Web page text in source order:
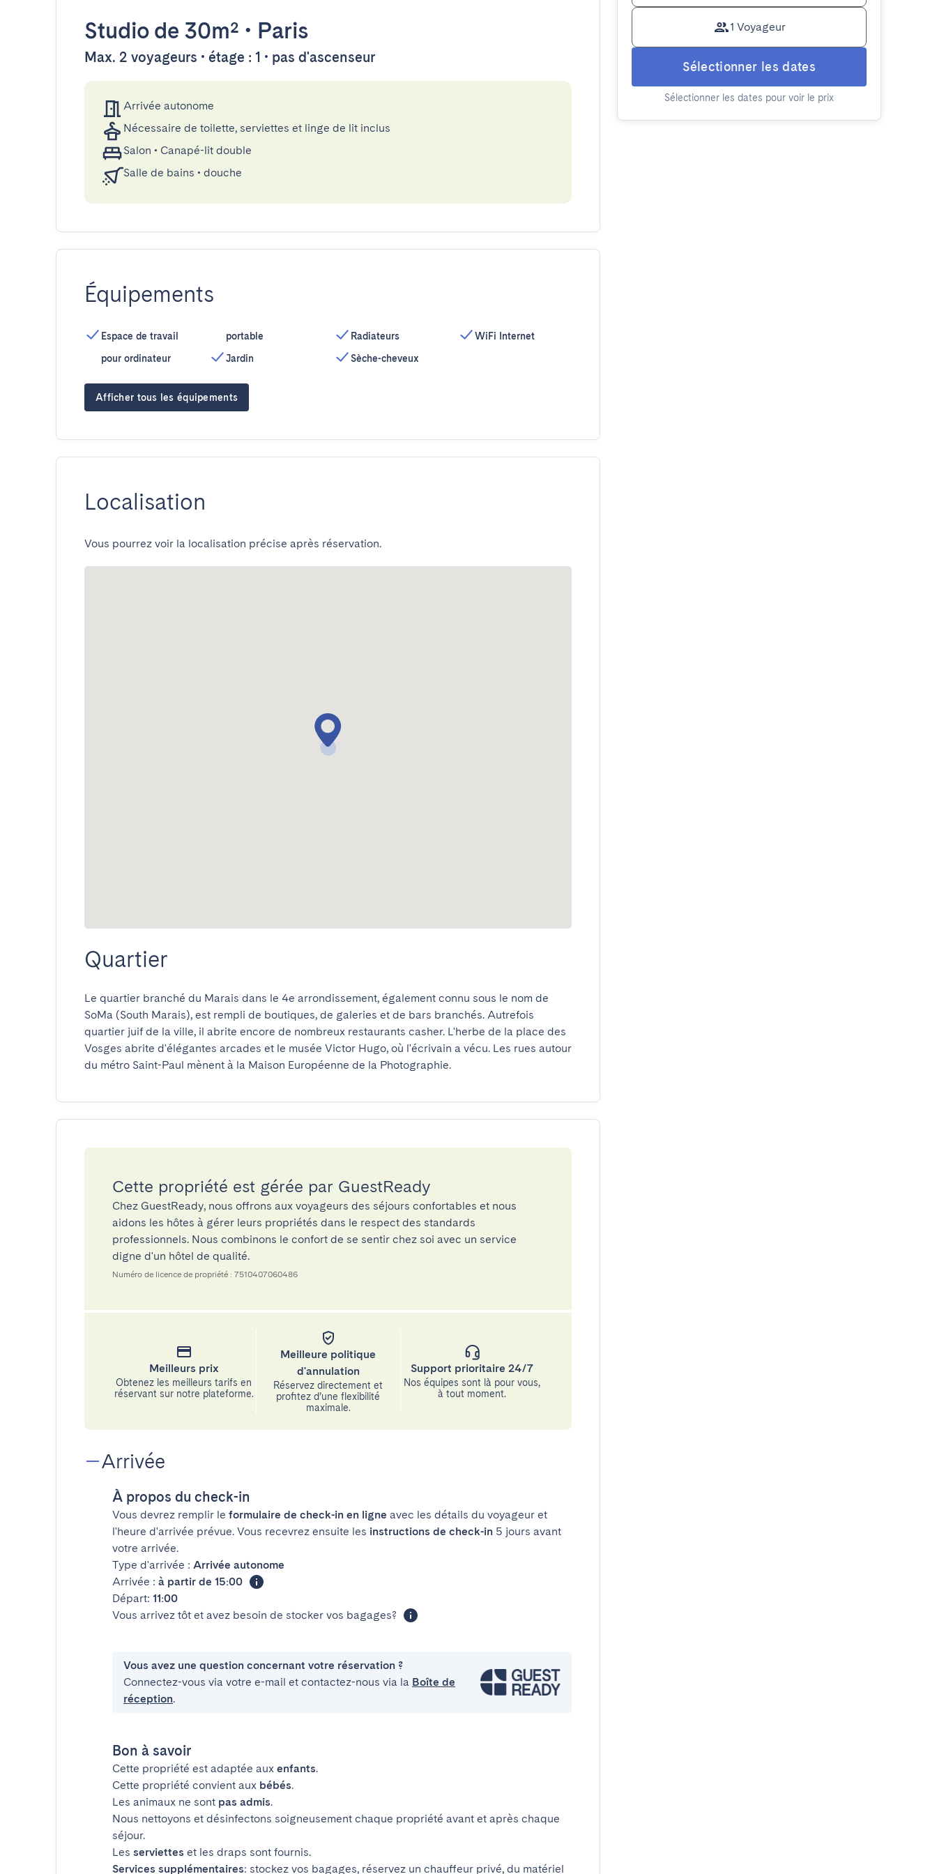
Studio de 30m² • Paris
Max. 2 voyageurs • étage : 1 • pas d'ascenseur
Arrivée autonome
Nécessaire de toilette, serviettes et linge de lit inclus
Salon • Canapé-lit double
Salle de bains • douche
Équipements
Espace de travail
pour ordinateur
portable
Jardin
Radiateurs
Sèche-cheveux
WiFi Internet
Afficher tous les équipements
Localisation
Vous pourrez voir la localisation précise après réservation.
Quartier
Le quartier branché du Marais dans le 4e arrondissement, également connu sous le nom de
SoMa (South Marais), est rempli de boutiques, de galeries et de bars branchés. Autrefois
quartier juif de la ville, il abrite encore de nombreux restaurants casher. L'herbe de la place des
Vosges abrite d'élégantes arcades et le musée Victor Hugo, où l'écrivain a vécu. Les rues autour
du métro Saint-Paul mènent à la Maison Européenne de la Photographie.
Cette propriété est gérée par GuestReady
Chez GuestReady, nous offrons aux voyageurs des séjours confortables et nous
aidons les hôtes à gérer leurs propriétés dans le respect des standards
professionnels. Nous combinons le confort de se sentir chez soi avec un service
digne d'un hôtel de qualité.
Numéro de licence de propriété : 7510407060486
Meilleurs prix
Obtenez les meilleurs tarifs en
réservant sur notre plateforme.
Meilleure politique
d'annulation
Réservez directement et
profitez d’une flexibilité
maximale.
Support prioritaire 24/7
Nos équipes sont là pour vous,
à tout moment.
Arrivée
À propos du check-in
Vous devrez remplir le formulaire de check-in en ligne avec les détails du voyageur et
l'heure d'arrivée prévue. Vous recevrez ensuite les instructions de check-in 5 jours avant
votre arrivée.
Type d'arrivée : Arrivée autonome
Arrivée : à partir de 15:00
Départ: 11:00
Vous arrivez tôt et avez besoin de stocker vos bagages?
Vous avez une question concernant votre réservation ?
Connectez-vous via votre e-mail et contactez-nous via la Boîte de
réception.
Bon à savoir
Cette propriété est adaptée aux enfants.
Cette propriété convient aux bébés.
Les animaux ne sont pas admis.
Nous nettoyons et désinfectons soigneusement chaque propriété avant et après chaque
séjour.
Les serviettes et les draps sont fournis.
Services supplémentaires: stockez vos bagages, réservez un chauffeur privé, du matériel
1 Voyageur
Sélectionner les dates
Sélectionner les dates pour voir le prix